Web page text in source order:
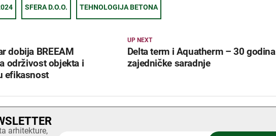
SFERA D.O.O. TEHNOLOGIJA BETONA
UP NEXT
Delta term i Aquatherm – 30 godina
zajedničke saradnje
dobija BREEAM
održivost objekta i
efikasnost
arhitekture,